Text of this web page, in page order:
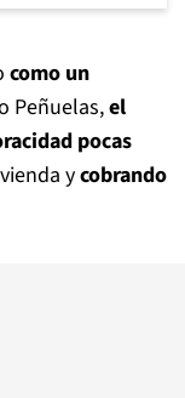
como un
Peñuelas,el
pocas
ycobrando